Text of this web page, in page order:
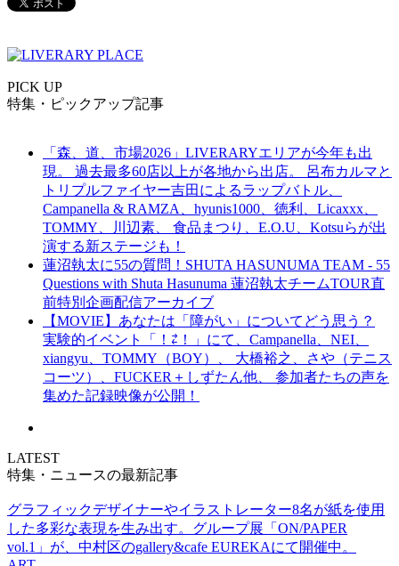
PICK UP
特集・ピックアップ記事
「森、道、市場2026」LIVERARYエリアが今年も出
現。 過去最多60店以上が各地から出店。 呂布カルマと
トリプルファイヤー吉田によるラップバトル、
Campanella & RAMZA、hyunis1000、徳利、Licaxxx、
TOMMY、川辺素、 食品まつり、E.O.U、Kotsuらが出
演する新ステージも！
蓮沼執太に55の質問！SHUTA HASUNUMA TEAM - 55
Questions with Shuta Hasunuma 蓮沼執太チームTOUR直
前特別企画配信アーカイブ
【MOVIE】あなたは「障がい」についてどう思う？
実験的イベント「！⇄！」にて、Campanella、NEI、
xiangyu、TOMMY（BOY）、 大橋裕之、さや（テニス
コーツ）、FUCKER＋しずたん他、 参加者たちの声を
集めた記録映像が公開！
LATEST
特集・ニュースの最新記事
グラフィックデザイナーやイラストレーター8名が紙を使用
した多彩な表現を生み出す。グループ展「ON/PAPER
vol.1」が、中村区のgallery&cafe EUREKAにて開催中。